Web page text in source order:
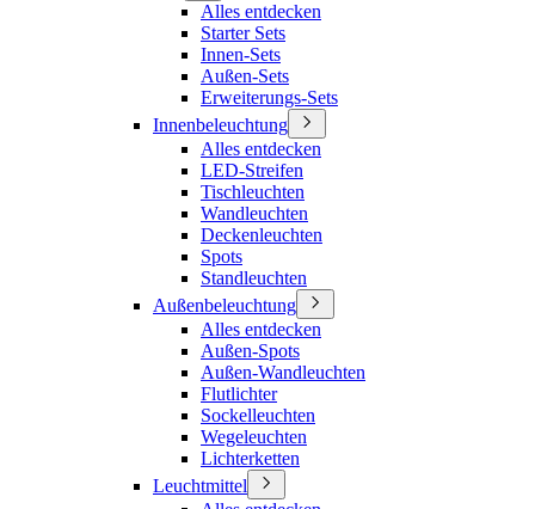
Alles entdecken
Starter Sets
Innen-Sets
Außen-Sets
Erweiterungs-Sets
Innenbeleuchtung
Alles entdecken
LED-Streifen
Tischleuchten
Wandleuchten
Deckenleuchten
Spots
Standleuchten
Außenbeleuchtung
Alles entdecken
Außen-Spots
Außen-Wandleuchten
Flutlichter
Sockelleuchten
Wegeleuchten
Lichterketten
Leuchtmittel